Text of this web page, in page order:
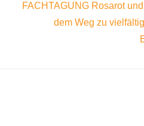
FACHTAGUNG Rosarot
dem Weg zu